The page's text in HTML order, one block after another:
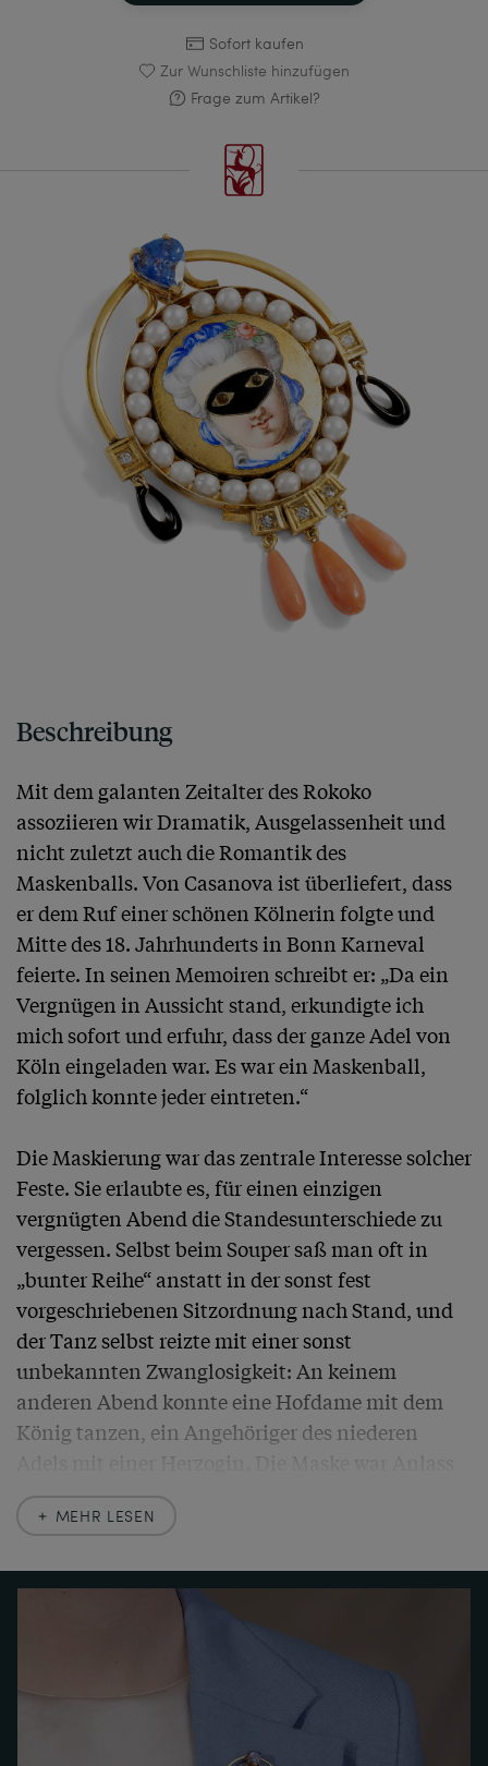
Sofort kaufen
Zur Wunschliste hinzufügen
Frage zum Artikel?
Beschreibung
Mit dem galanten Zeitalter des Rokoko
assoziieren wir Dramatik, Ausgelassenheit und
nicht zuletzt auch die Romantik des
Maskenballs. Von Casanova ist überliefert, dass
er dem Ruf einer schönen Kölnerin folgte und
Mitte des 18. Jahrhunderts in Bonn Karneval
feierte. In seinen Memoiren schreibt er: „Da ein
Vergnügen in Aussicht stand, erkundigte ich
mich sofort und erfuhr, dass der ganze Adel von
Köln eingeladen war. Es war ein Maskenball,
folglich konnte jeder eintreten.“
Die Maskierung war das zentrale Interesse solcher
Feste. Sie erlaubte es, für einen einzigen
vergnügten Abend die Standesunterschiede zu
vergessen. Selbst beim Souper saß man oft in
„bunter Reihe“ anstatt in der sonst fest
vorgeschriebenen Sitzordnung nach Stand, und
der Tanz selbst reizte mit einer sonst
unbekannten Zwanglosigkeit: An keinem
anderen Abend konnte eine Hofdame mit dem
König tanzen, ein Angehöriger des niederen
heitere Welt des Rokoko erst einmal ein Ende.
Doch schon zum Ende des 19. Jahrhunderts
sehnten sich die Menschen wieder nach ein
Tagesablauf der Menschen des viktorianischen
Zeitalters war durch strenge Moral bestimmt - im
MEHR LESEN